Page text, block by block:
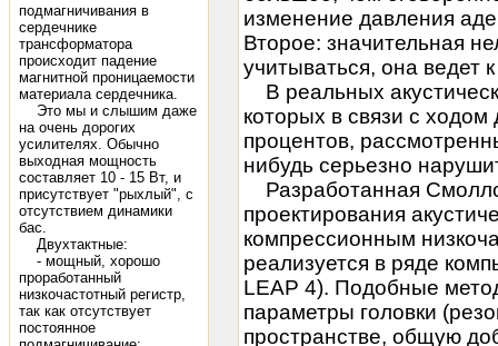
подмагничивания в
сердечнике
трансформатора
происходит падение
магнитной проницаемости
материала сердечника.
Это мы и слышим даже
на очень дорогих
усилителях. Обычно
выходная мощность
составляет 10 - 15 Вт, и
присутствует "рыхлый", с
отсутствием динамики
бас.
Двухтактные:
- мощный, хорошо
проработанный
низкочастотный регистр,
так как отсутствует
постоянное
изменение давления
Второе: значительная
учитываться, она ведет
В реальных
которых в связи с
процентов,
нибудь серьезно
Разработанная
проектирования
компрессионным
реализуется в ряде
LEAP 4). Подобные
параметры головки
пространстве, общую